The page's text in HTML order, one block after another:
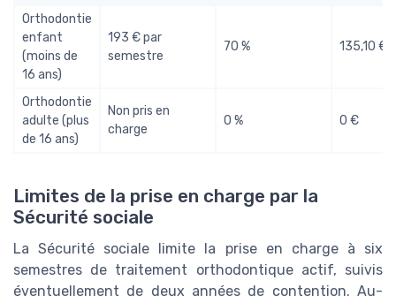
Orthodontie
enfant
(moins de
16 ans)
193 € par
semestre
70 % 135,10 €
Orthodontie
adulte (plus
de 16 ans)
Non pris en
charge
0 % 0 €
Limites de la prise en charge par la
Sécurité sociale
La Sécurité sociale limite la prise en charge à six
semestres de traitement orthodontique actif, suivis
éventuellement de deux années de contention. Au-